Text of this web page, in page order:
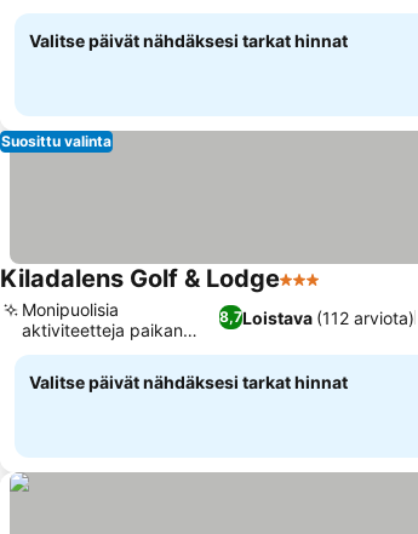
Valitse päivät nähdäksesi tarkat hinnat
Suosittu valinta
Kiladalens Golf & Lodge3 Tähtiluokitus
8,7Loistava (112 arviota)
Monipuolisia
aktiviteetteja paikan
päällä
Valitse päivät nähdäksesi tarkat hinnat